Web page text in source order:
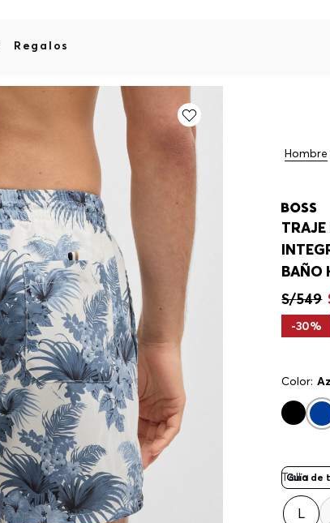
Regalos
Hombre
BAÑO
S/549
-30%
Color:
Guía de
Talla
L